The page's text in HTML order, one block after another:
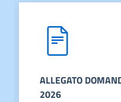
ALLEGATO
2026